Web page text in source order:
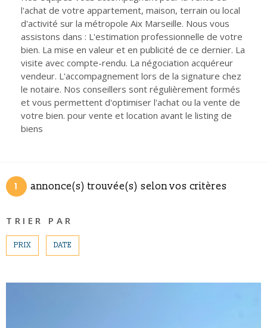
l'achat de votre appartement, maison, terrain ou local
d'activité sur la métropole Aix Marseille. Nous vous
assistons dans : L'estimation professionnelle de votre
bien. La mise en valeur et en publicité de ce dernier. La
visite avec compte-rendu. La négociation acquéreur
vendeur. L'accompagnement lors de la signature chez
le notaire. Nos conseillers sont régulièrement formés
et vous permettent d'optimiser l'achat ou la vente de
votre bien. pour vente et location avant le listing de
biens
1 annonce(s) trouvée(s) selon vos critères
TRIER PAR
PRIX DATE
Pièces
PIÈCES
RÉFÉRENCE
CRITÈRES SUPPLÉMENTAIRES
Piscine
Parking
RECHERCHER